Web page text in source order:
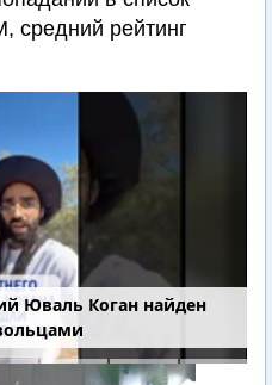
средний рейтинг
Юваль Коган найден